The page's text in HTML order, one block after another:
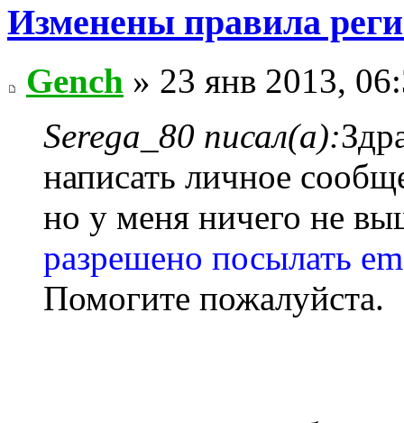
Изменены правила
Gench » 23 янв 2013,
Serega_80 писал(а):
написать личное
но у меня ничего не
разрешено посылать
Помогите пожалуйста.